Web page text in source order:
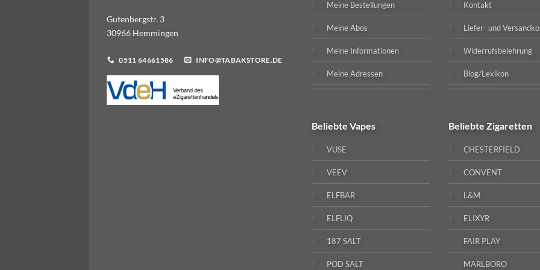
Gutenbergstr. 3
30966 Hemmingen
0511 64661586 INFO@TABAKSTORE.DE
Meine Bestellungen
Meine Abos
Meine Informationen
Meine Adressen
Kontakt
Liefer- und
Widerrufsbelehrung
Blog/Lexikon
BeliebteVapes
VUSE
VEEV
ELFBAR
ELFLIQ
187 SALT
POD SALT
Beliebte Zigaretten
CHESTERFIELD
CONVENT
L&M
ELIXYR
FAIR PLAY
MARLBORO